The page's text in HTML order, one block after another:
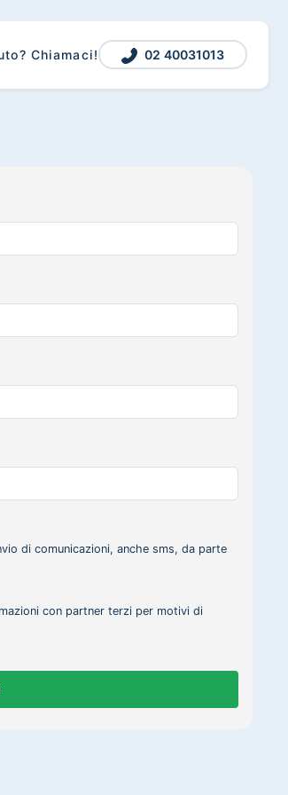
Chiamaci! 02 40031013
di comunicazioni, anche sms, da parte
con partner terzi per motivi di